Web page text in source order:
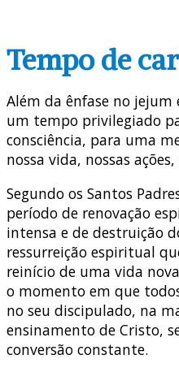
Tempo de
Além da ênfase no jejum
um tempo privilegiado
consciência, para uma
nossa vida, nossas
Segundo os Santos
período de renovação
intensa e de destruição
ressurreição espiritual
reinício de uma vida
o momento em que
no seu discipulado, na
ensinamento de Cristo,
conversão constante.